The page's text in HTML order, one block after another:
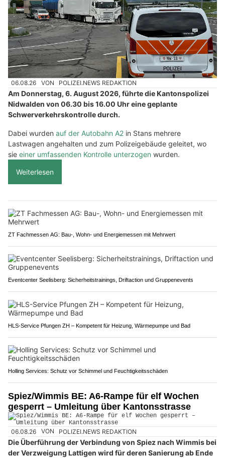
06.08.26 VON POLIZEI.NEWS REDAKTION
Am Donnerstag, 6. August 2026, führte die Kantonspolizei
Nidwalden von 06.30 bis 16.00 Uhr eine geplante
Schwerverkehrskontrolle durch.
Dabei wurden auf der Autobahn A2 in Stans mehrere
Lastwagen angehalten und zum Polizeigebäude geleitet, wo
sie einer umfassenden Kontrolle unterzogen wurden.
Weiterlesen
ZT Fachmessen AG: Bau-, Wohn- und Energiemessen mit Mehrwert
Eventcenter Seelisberg: Sicherheitstrainings, Driftaction und Gruppenevents
HLS-Service Pfungen ZH – Kompetent für Heizung, Wärmepumpe und Bad
Holling Services: Schutz vor Schimmel und Feuchtigkeitsschäden
Spiez/Wimmis BE: A6-Rampe für elf Wochen
gesperrt – Umleitung über Kantonsstrasse
06.08.26 VON POLIZEI.NEWS REDAKTION
Die Überführung der Verbindung von Spiez nach Wimmis bei
der Verzweigung Lattigen wird für deren Sanierung ab Ende